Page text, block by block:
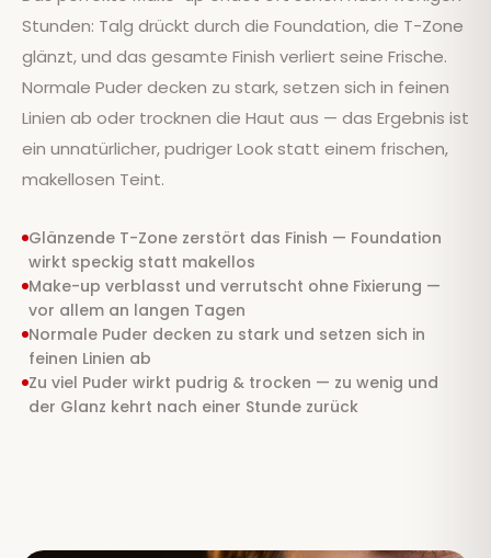
Stunden: Talg drückt durch die Foundation, die T-Zone
glänzt, und das gesamte Finish verliert seine Frische.
Normale Puder decken zu stark, setzen sich in feinen
Linien ab oder trocknen die Haut aus — das Ergebnis ist
ein unnatürlicher, pudriger Look statt einem frischen,
makellosen Teint.
Glänzende T-Zone zerstört das Finish — Foundation
wirkt speckig statt makellos
Make-up verblasst und verrutscht ohne Fixierung —
vor allem an langen Tagen
Normale Puder decken zu stark und setzen sich in
feinen Linien ab
Zu viel Puder wirkt pudrig & trocken — zu wenig und
der Glanz kehrt nach einer Stunde zurück